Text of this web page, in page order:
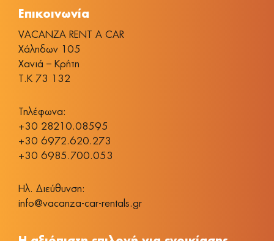
Επικοινωνία
VACANZA RENT A CAR
Χάληδων 105
Χανιά – Κρήτη
Τ.Κ 73 132
Τηλέφωνα:
+30 28210.08595
+30 6972.620.273
+30 6985.700.053
Ηλ. Διεύθυνση:
info@vacanza-car-rentals.gr